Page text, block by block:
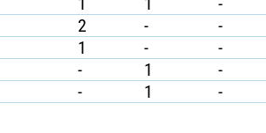
2 - -
1 - -
- 1 -
- 1 -